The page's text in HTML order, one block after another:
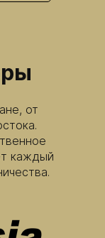
от
каждый